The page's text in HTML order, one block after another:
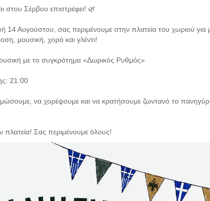
στου Σέρβου επιστρέφει! 🌿
14 Αυγούστου, σας περιμένουμε στην πλατεία του χωριού για
μουσική, χορό και γλέντι!
με το συγκρότημα «Δωρικός Ρυθμός»
21:00
να χορέψουμε και να κρατήσουμε ζωντανό το
πλατεία! Σας περιμένουμε όλους!